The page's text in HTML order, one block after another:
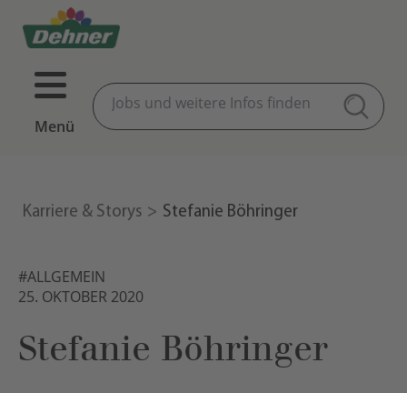
Menü
Karriere & Storys Stefanie Böhringer
#ALLGEMEIN
25. OKTOBER 2020
Stefanie Böhringer